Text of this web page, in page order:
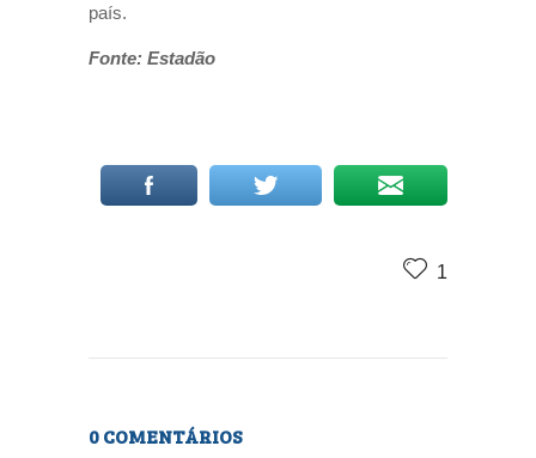
país.
Fonte: Estadão
1
0 COMENTÁRIOS